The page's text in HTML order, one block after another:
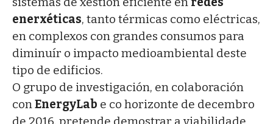
enerxéticas, tanto térmicas como eléctricas,
en complexos con grandes consumos para
diminuír o impacto medioambiental deste
tipo de edificios.
O grupo de investigación, en colaboración
conEnergyLab e co horizonte de decembro